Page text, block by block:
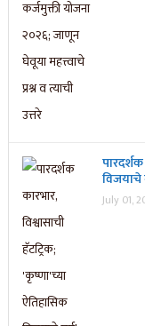
विजयाचे
July 01,